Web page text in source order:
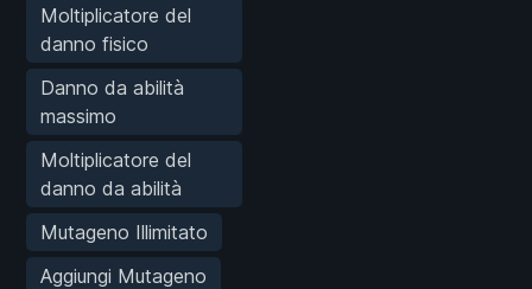
Moltiplicatore del
danno fisico
Danno da abilità
massimo
Moltiplicatore del
danno da abilità
Mutageno Illimitato
Aggiungi Mutageno